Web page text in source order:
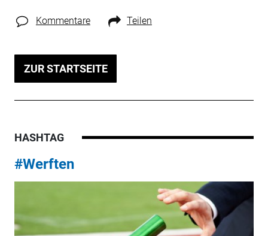
Kommentare Teilen
ZUR STARTSEITE
HASHTAG
#Werften